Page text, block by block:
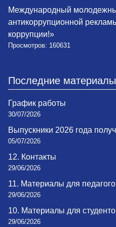
Международный
антикоррупционной
коррупции!»
Просмотров: 160631
Последние материалы
График работы
30/07/2026
Выпускники 2026 года
05/07/2026
12. Контакты
29/06/2026
11. Материалы для
29/06/2026
10. Материалы для
29/06/2026